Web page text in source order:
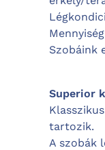
L
Szobáink
Superior
tartozik.
A szobák